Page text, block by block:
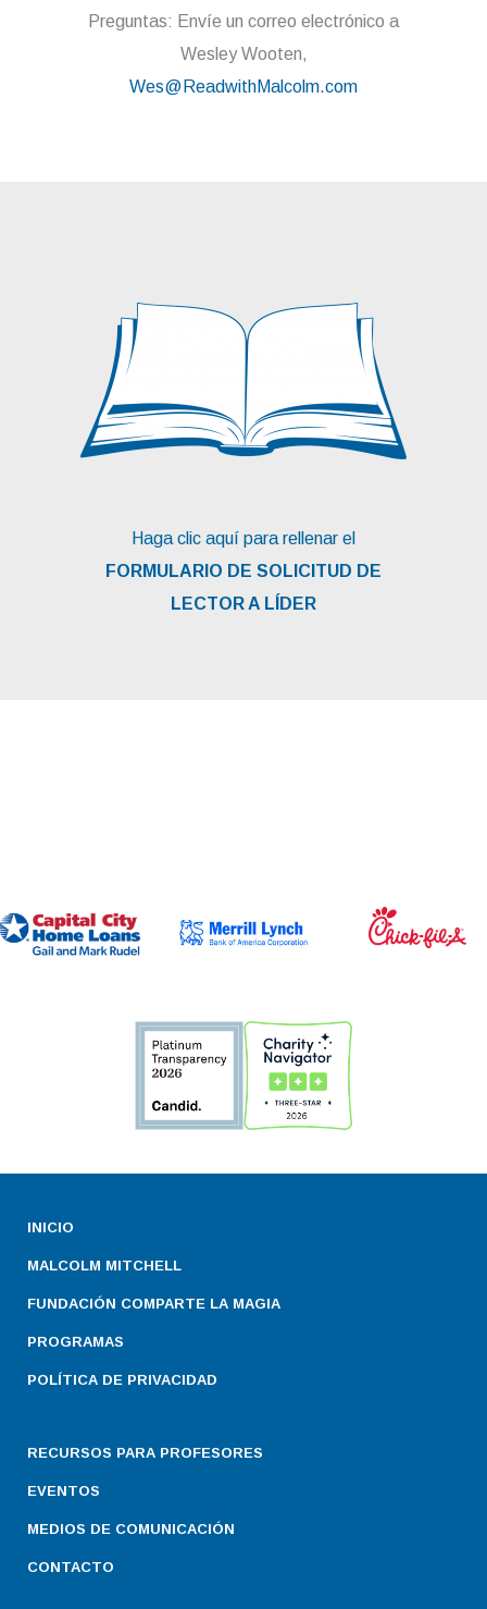
Preguntas: Envíe un correo electrónico a
Wesley Wooten,
Wes@ReadwithMalcolm.com
Haga clic aquí para rellenar el
FORMULARIO DE SOLICITUD DE
LECTOR A LÍDER
INICIO
MALCOLM MITCHELL
FUNDACIÓN COMPARTE LA MAGIA
PROGRAMAS
POLÍTICA DE PRIVACIDAD
RECURSOS PARA PROFESORES
EVENTOS
MEDIOS DE COMUNICACIÓN
CONTACTO